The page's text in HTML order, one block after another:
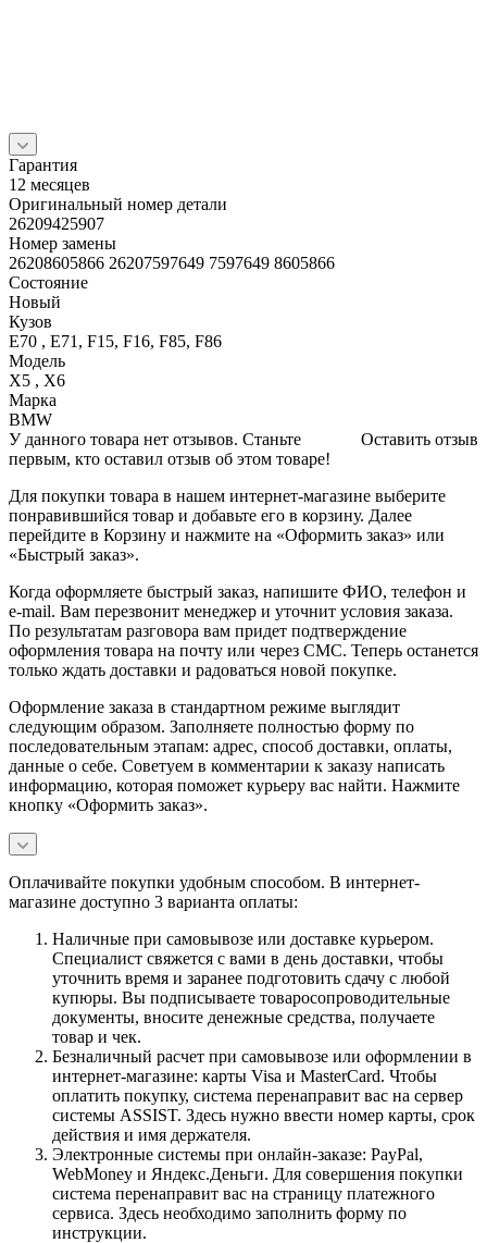
Гарантия
12 месяцев
Оригинальный номер детали
26209425907
Номер замены
26208605866 26207597649 7597649 8605866
Состояние
Новый
Кузов
E70 , E71, F15, F16, F85, F86
Модель
X5 , X6
Марка
BMW
Оставить отзыв
У данного товара нет отзывов. Станьте
первым, кто оставил отзыв об этом товаре!
Для покупки товара в нашем интернет-магазине выберите
понравившийся товар и добавьте его в корзину. Далее
перейдите в Корзину и нажмите на «Оформить заказ» или
«Быстрый заказ».
Когда оформляете быстрый заказ, напишите ФИО, телефон и
e-mail. Вам перезвонит менеджер и уточнит условия заказа.
По результатам разговора вам придет подтверждение
оформления товара на почту или через СМС. Теперь останется
только ждать доставки и радоваться новой покупке.
Оформление заказа в стандартном режиме выглядит
следующим образом. Заполняете полностью форму по
последовательным этапам: адрес, способ доставки, оплаты,
данные о себе. Советуем в комментарии к заказу написать
информацию, которая поможет курьеру вас найти. Нажмите
кнопку «Оформить заказ».
Оплачивайте покупки удобным способом. В интернет-
магазине доступно 3 варианта оплаты:
Наличные при самовывозе или доставке курьером.
Специалист свяжется с вами в день доставки, чтобы
уточнить время и заранее подготовить сдачу с любой
купюры. Вы подписываете товаросопроводительные
документы, вносите денежные средства, получаете
товар и чек.
Безналичный расчет при самовывозе или оформлении в
интернет-магазине: карты Visa и MasterCard. Чтобы
оплатить покупку, система перенаправит вас на сервер
системы ASSIST. Здесь нужно ввести номер карты, срок
действия и имя держателя.
Электронные системы при онлайн-заказе: PayPal,
WebMoney и Яндекс.Деньги. Для совершения покупки
система перенаправит вас на страницу платежного
сервиса. Здесь необходимо заполнить форму по
инструкции.